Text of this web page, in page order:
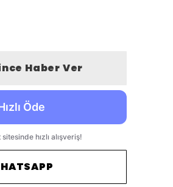
Haber Ver